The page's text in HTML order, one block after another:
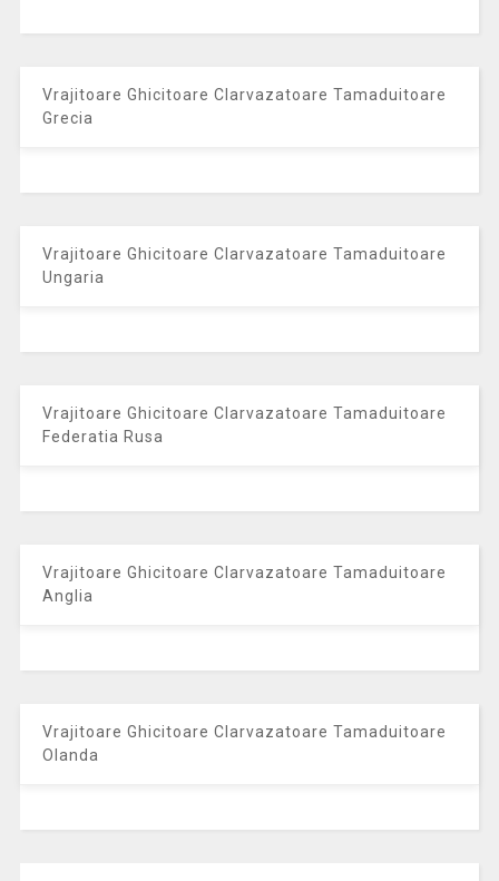
Vrajitoare Ghicitoare Clarvazatoare Tamaduitoare
Grecia
Vrajitoare Ghicitoare Clarvazatoare Tamaduitoare
Ungaria
Vrajitoare Ghicitoare Clarvazatoare Tamaduitoare
Federatia Rusa
Vrajitoare Ghicitoare Clarvazatoare Tamaduitoare
Anglia
Vrajitoare Ghicitoare Clarvazatoare Tamaduitoare
Olanda